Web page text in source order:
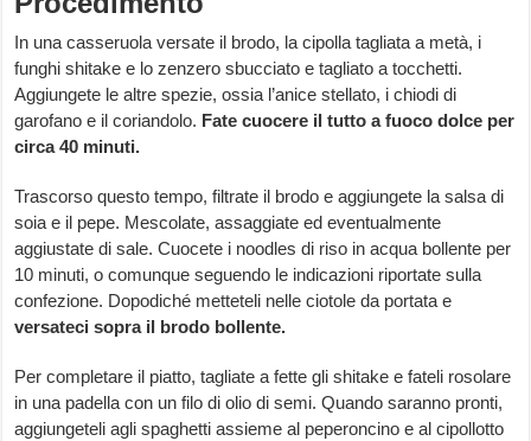
In una casseruola versate il brodo, la cipolla tagliata a metà, i
funghi shitake e lo zenzero sbucciato e tagliato a tocchetti.
Aggiungete le altre spezie, ossia l’anice stellato, i chiodi di
garofano e il coriandolo. Fate cuocere il tutto a fuoco dolce per
circa 40 minuti.
Trascorso questo tempo, filtrate il brodo e aggiungete la salsa di
soia e il pepe. Mescolate, assaggiate ed eventualmente
aggiustate di sale. Cuocete i noodles di riso in acqua bollente per
10 minuti, o comunque seguendo le indicazioni riportate sulla
confezione. Dopodiché metteteli nelle ciotole da portata e
versateci sopra il brodo bollente.
Per completare il piatto, tagliate a fette gli shitake e fateli rosolare
in una padella con un filo di olio di semi. Quando saranno pronti,
aggiungeteli agli spaghetti assieme al peperoncino e al cipollotto